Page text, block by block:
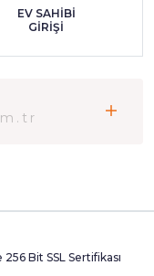
EV SAHİBİ
GİRİŞİ
Bit SSL Sertifikası